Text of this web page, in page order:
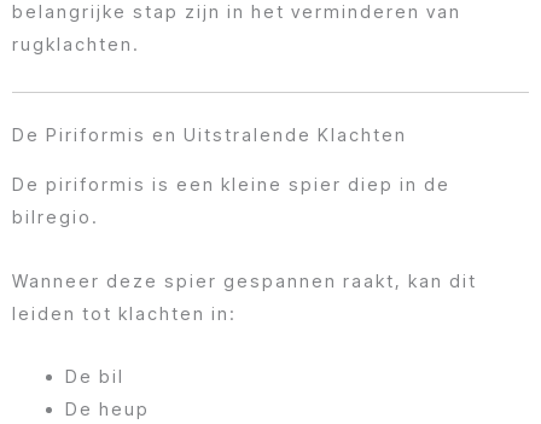
belangrijke stap zijn in het verminderen van
rugklachten.
De Piriformis en Uitstralende Klachten
De piriformis is een kleine spier diep in de
bilregio.
Wanneer deze spier gespannen raakt, kan dit
leiden tot klachten in:
De bil
De heup